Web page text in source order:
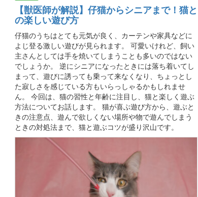
【獣医師が解説】仔猫からシニアまで！猫と
の楽しい遊び方
仔猫のうちはとても元気が良く、カーテンや家具などに
よじ登る激しい遊びが見られます。 可愛いけれど、飼い
主さんとしては手を焼いてしまうことも多いのではない
でしょうか。 逆にシニアになったときには落ち着いてし
まって、遊びに誘っても乗って来なくなり、ちょっとし
た寂しさを感じている方もいらっしゃるかもしれませ
ん。 今回は、猫の習性と年齢に注目し、猫と楽しく遊ぶ
方法についてお話します。 猫が喜ぶ遊び方から、遊ぶと
きの注意点、遊んで欲しくない場所や物で遊んでしまう
ときの対処法まで、猫と遊ぶコツが盛り沢山です。